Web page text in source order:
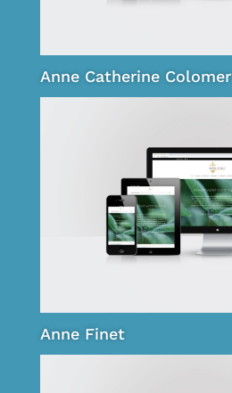
Anne Catherine Colomer
Anne Finet